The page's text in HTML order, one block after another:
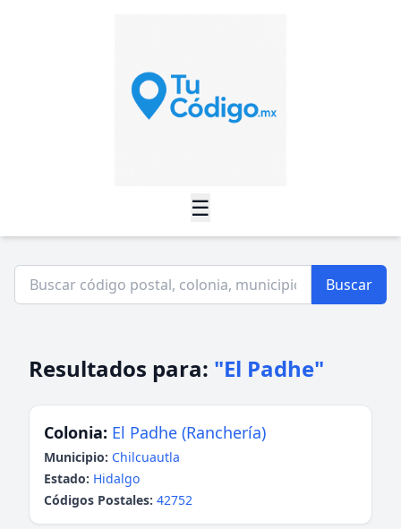
☰
Buscar
Resultados para: "El Padhe"
Colonia: El Padhe (Ranchería)
Municipio: Chilcuautla
Estado: Hidalgo
Códigos Postales: 42752